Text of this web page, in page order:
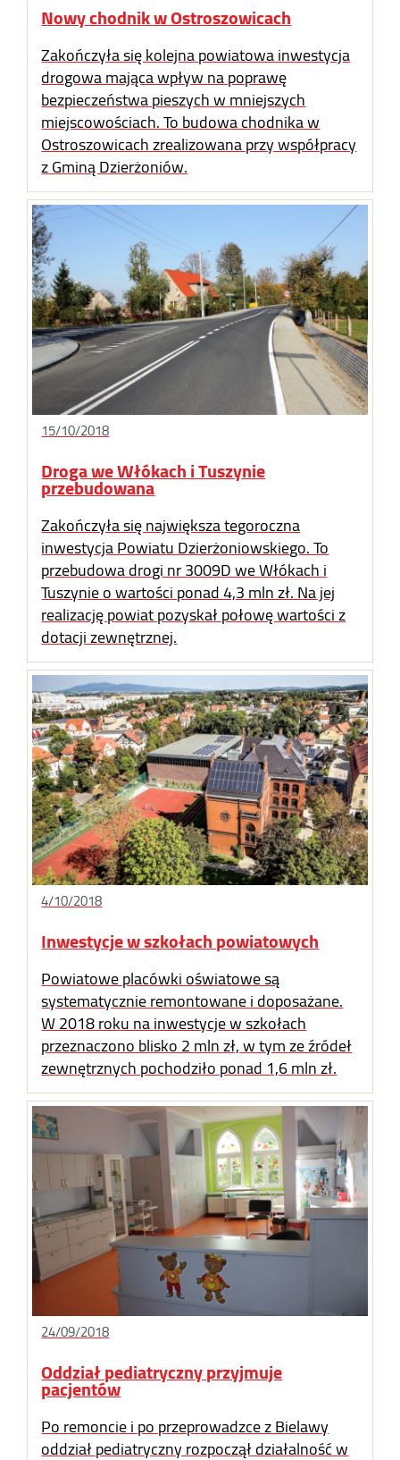
Nowy chodnik w Ostroszowicach
Zakończyła się kolejna powiatowa inwestycja
drogowa mająca wpływ na poprawę
bezpieczeństwa pieszych w mniejszych
miejscowościach. To budowa chodnika w
Ostroszowicach zrealizowana przy współpracy
z Gminą Dzierżoniów.
15/10/2018
Droga we Włókach i Tuszynie
przebudowana
Zakończyła się największa tegoroczna
inwestycja Powiatu Dzierżoniowskiego. To
przebudowa drogi nr 3009D we Włókach i
Tuszynie o wartości ponad 4,3 mln zł. Na jej
realizację powiat pozyskał połowę wartości z
dotacji zewnętrznej.
4/10/2018
Inwestycje w szkołach powiatowych
Powiatowe placówki oświatowe są
systematycznie remontowane i doposażane.
W 2018 roku na inwestycje w szkołach
przeznaczono blisko 2 mln zł, w tym ze źródeł
zewnętrznych pochodziło ponad 1,6 mln zł.
24/09/2018
Oddział pediatryczny przyjmuje
pacjentów
Po remoncie i po przeprowadzce z Bielawy
oddział pediatryczny rozpoczął działalność w